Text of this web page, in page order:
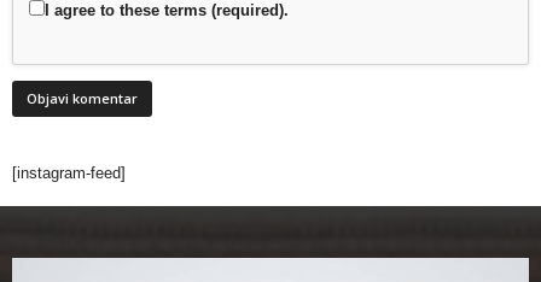
I agree to these terms (required).
[instagram-feed]